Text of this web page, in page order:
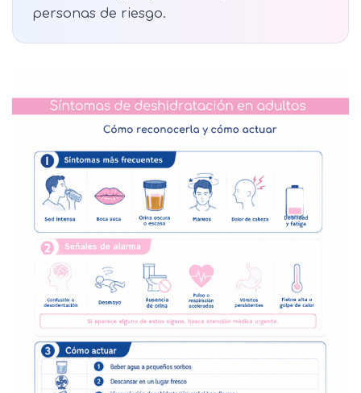
personas de riesgo.